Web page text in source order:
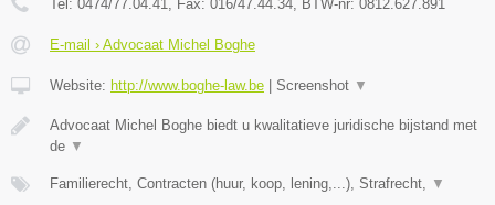
Tel: 0474/77.04.41 , Fax: 016/47.44.34 , BTW-nr: ​0812.627.891
E-mail › Advocaat Michel Boghe
Website: http://www.boghe-law.be Screenshot ▼
Advocaat Michel Boghe biedt u kwalitatieve juridische bijstand met
de ▼
Familierecht, Contracten (huur, koop, lening,...), Strafrecht, ▼